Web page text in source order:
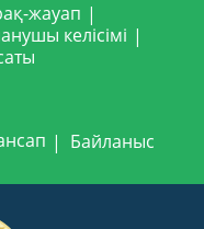
жауап
келісімі
Байланыс